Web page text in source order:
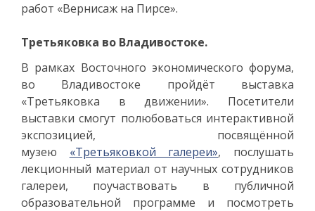
работ «Вернисаж на Пирсе».
Третьяковка во Владивостоке.
В рамках Восточного экономического форума,
во Владивостоке пройдёт выставка
«Третьяковка в движении». Посетители
выставки смогут полюбоваться интерактивной
экспозицией, посвящённой
музею «Третьяковкой галереи», послушать
лекционный материал от научных сотрудников
галереи, поучаствовать в публичной
образовательной программе и посмотреть